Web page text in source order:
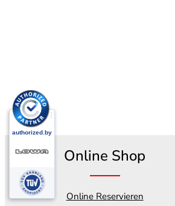
Online Shop
Online Reservieren